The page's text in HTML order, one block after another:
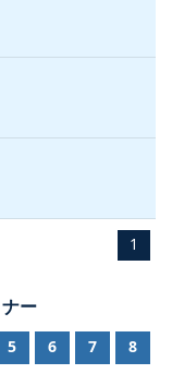
1
ー
5 6 7 8